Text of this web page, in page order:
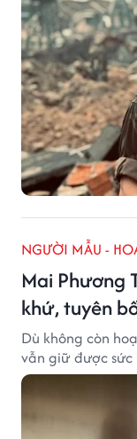
NGƯỜI MẪU -
Mai Phương
khứ, tuyên
Dù không còn
vẫn giữ được